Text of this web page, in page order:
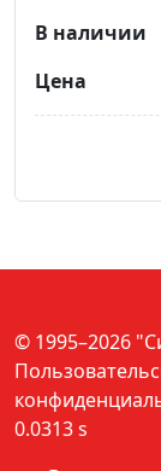
© 1995–2026
0.0313 s